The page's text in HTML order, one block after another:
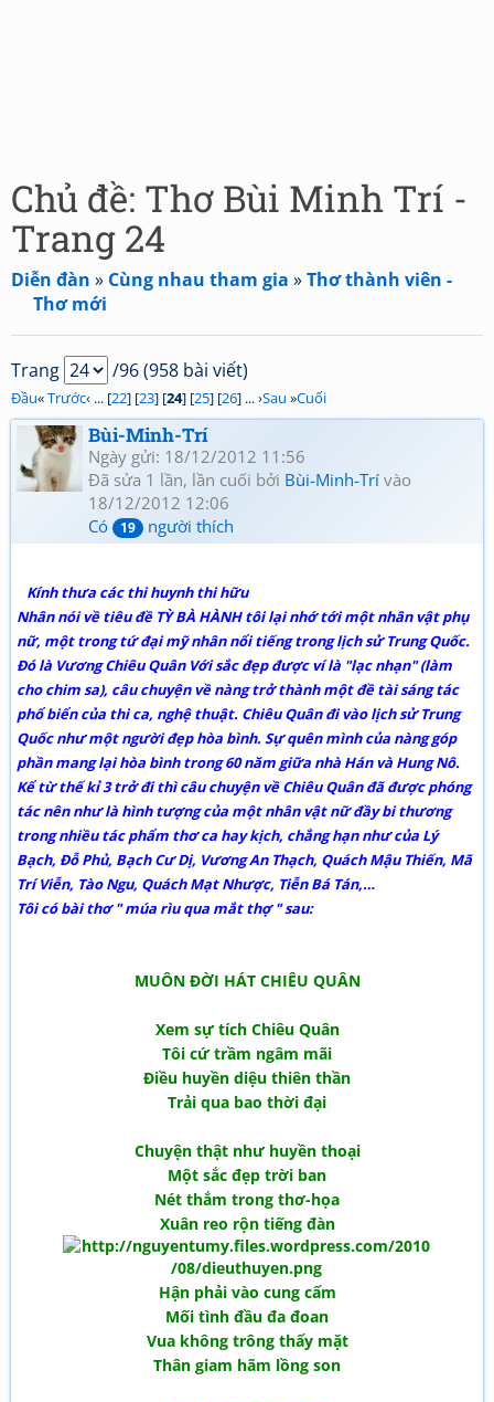
Chủ đề: Thơ Bùi Minh Trí -
Trang 24
Diễn đàn » Cùng nhau tham gia »Thơ thành viên -
Thơ mới
Trang /96 (958 bài viết)
Đầu«Trước‹ ... [22] [23] [24] [25] [26] ... ›Sau »Cuối
Bùi-Minh-Trí
Ngày gửi: 18/12/2012 11:56
Đã sửa 1 lần, lần cuối bởi Bùi-Minh-Trí vào
18/12/2012 12:06
Có
19 người thích
Kính thưa các thi huynh thi hữu
Nhân nói về tiêu đề TỲ BÀ HÀNH tôi lại nhớ tới một nhân vật phụ
nữ, một trong tứ đại mỹ nhân nổi tiếng trong lịch sử Trung Quốc.
Đó là Vương Chiêu Quân Với sắc đẹp được ví là "lạc nhạn" (làm
cho chim sa), câu chuyện về nàng trở thành một đề tài sáng tác
phổ biển của thi ca, nghệ thuật. Chiêu Quân đi vào lịch sử Trung
Quốc như một người đẹp hòa bình. Sự quên mình của nàng góp
phần mang lại hòa bình trong 60 năm giữa nhà Hán và Hung Nô.
Kể từ thế kỉ 3 trở đi thì câu chuyện về Chiêu Quân đã được phóng
tác nên như là hình tượng của một nhân vật nữ đầy bi thương
trong nhiều tác phẩm thơ ca hay kịch, chẳng hạn như của Lý
Bạch, Đỗ Phủ, Bạch Cư Dị, Vương An Thạch, Quách Mậu Thiến, Mã
Trí Viễn, Tào Ngu, Quách Mạt Nhược, Tiễn Bá Tán,…
Tôi có bài thơ " múa rìu qua mắt thợ " sau:
MUÔN ĐỜI HÁT CHIÊU QUÂN
Xem sự tích Chiêu Quân
Tôi cứ trầm ngâm mãi
Điều huyền diệu thiên thần
Trải qua bao thời đại
Chuyện thật như huyền thoại
Một sắc đẹp trời ban
Nét thắm trong thơ-họa
Xuân reo rộn tiếng đàn
Hận phải vào cung cấm
Mối tình đầu đa đoan
Vua không trông thấy mặt
Thân giam hãm lồng son